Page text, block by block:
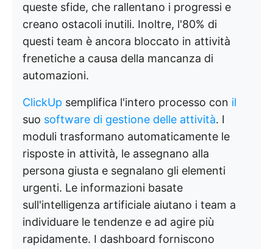
queste sfide, che rallentano i progressi e
creano ostacoli inutili. Inoltre, l'80% di
questi team è ancora bloccato in attività
frenetiche a causa della mancanza di
automazioni.
ClickUp semplifica l'intero processo con il
suo software di gestione delle attività. I
moduli trasformano automaticamente le
risposte in attività, le assegnano alla
persona giusta e segnalano gli elementi
urgenti. Le informazioni basate
sull'intelligenza artificiale aiutano i team a
individuare le tendenze e ad agire più
rapidamente. I dashboard forniscono